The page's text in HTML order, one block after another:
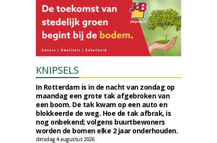
KNIPSELS
In Rotterdam is in de nacht van zondag op
maandag een grote tak afgebroken van
een boom. De tak kwam op een auto en
blokkeerde de weg. Hoe de tak afbrak, is
nog onbekend; volgens buurtbewoners
worden de bomen elke 2 jaar onderhouden.
dinsdag 4 augustus 2026